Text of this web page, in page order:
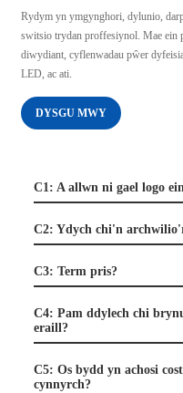
Rydym yn ymgynghori, dylunio,
switsio trydan proffesiynol. Mae
diwydiant, cyflenwadau pŵer
LED, ac ati.
DYSGU MWY
C1: A allwn ni gael logo
C2: Ydych chi'n
C3: Term pris?
C4: Pam ddylech chi
eraill?
C5: Os bydd yn achosi
cynnyrch?